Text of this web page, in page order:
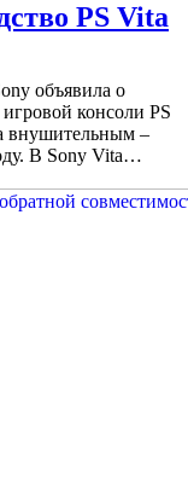
PS Vita
объявила о
консоли PS
внушительным –
В Sony Vita…